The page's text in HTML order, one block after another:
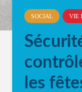
SOCIAL VIE
les